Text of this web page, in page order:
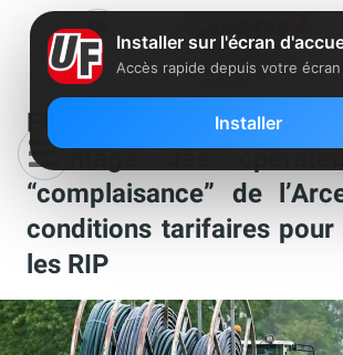
Fibre : les collectivités
chantage des
“complaisance” de
conditions tarifaires pour
les RIP
Installer sur l'écran
Accès rapide depuis votre
Installer